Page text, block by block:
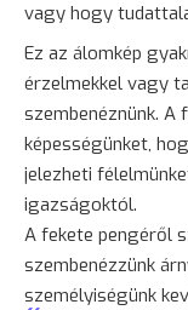
vagy hogy
Ez az álomkép
érzelmekkel vagy
szembenéznünk. A
képességünket,
jelezheti
igazságoktól.
A fekete pengéről
szembenézzünk
személyiségünk